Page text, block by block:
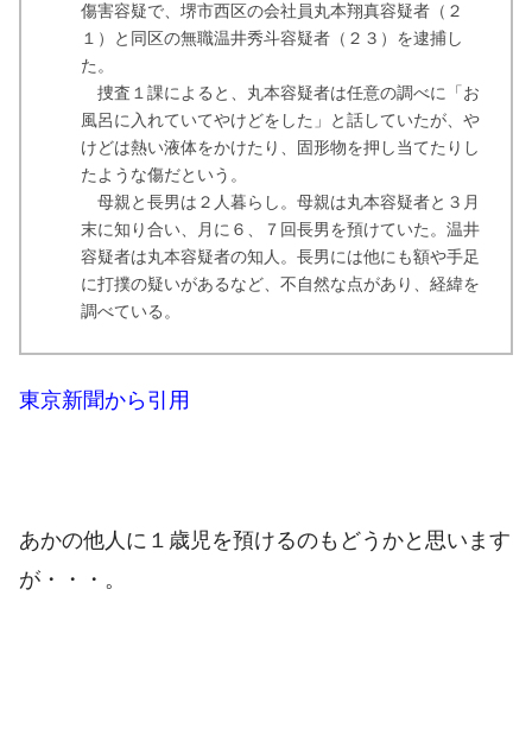
傷害容疑で、堺市西区の会社員丸本翔真容疑者（２
１）と同区の無職温井秀斗容疑者（２３）を逮捕し
た。
捜査１課によると、丸本容疑者は任意の調べに「お
風呂に入れていてやけどをした」と話していたが、や
けどは熱い液体をかけたり、固形物を押し当てたりし
たような傷だという。
母親と長男は２人暮らし。母親は丸本容疑者と３月
末に知り合い、月に６、７回長男を預けていた。温井
容疑者は丸本容疑者の知人。長男には他にも額や手足
に打撲の疑いがあるなど、不自然な点があり、経緯を
調べている。
東京新聞から引用
あかの他人に１歳児を預けるのもどうかと思います
が・・・。